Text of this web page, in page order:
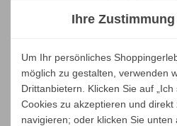
Ihre
Um Ihr persönliches
möglich zu gestalten, verwenden
Drittanbietern. Klicken Sie auf „Ich
Cookies zu akzeptieren und direkt
navigieren; oder klicken Sie unten